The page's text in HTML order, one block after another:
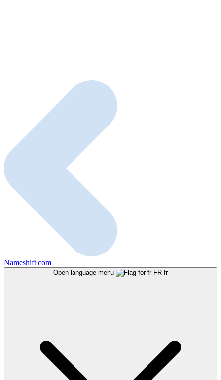
Nameshift.com
Open language menu fr